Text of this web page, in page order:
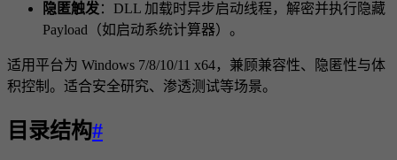
隐匿触发：DLL 加载时异步启动线程，解密并执行隐藏
Payload（如启动系统计算器）。
适用平台为 Windows 7/8/10/11 x64，兼顾兼容性、隐匿性与体
积控制。适合安全研究、渗透测试等场景。
目录结构#